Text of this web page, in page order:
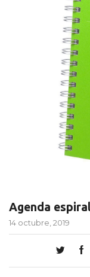
Agenda
14 octubre, 2019